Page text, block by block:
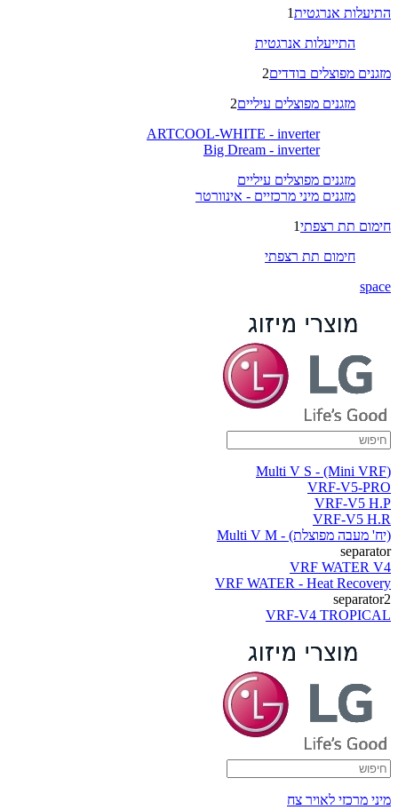
התיעלות אנרגטית1
התייעלות אנרגטית
מזגנים מפוצלים בודדים2
מזגנים מפוצלים עיליים2
ARTCOOL-WHITE - inverter
Big Dream - inverter
מזגנים מפוצלים עיליים
מזגנים מיני מרכזיים - אינוורטר
חימום תת רצפתי1
חימום תת רצפתי
space
(Multi V S - (Mini VRF
VRF-V5-PRO
VRF-V5 H.P
VRF-V5 H.R
(יח' מעבה מפוצלת) - Multi V M
separator
VRF WATER V4
VRF WATER - Heat Recovery
separator2
VRF-V4 TROPICAL
מיני מרכזי לאויר צח